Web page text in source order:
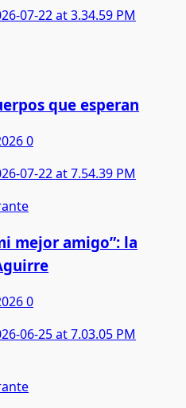
que esperan
0
mejor amigo”: la
0